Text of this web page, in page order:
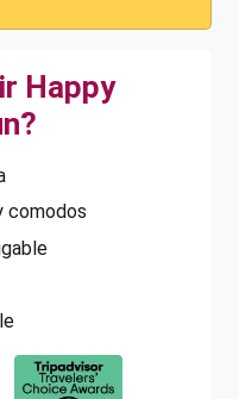
Happy
comodos